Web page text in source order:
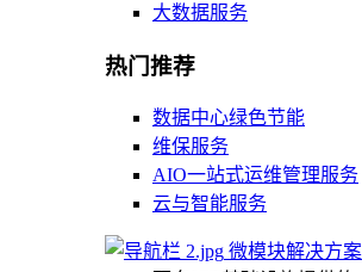
大数据服务
热门推荐
数据中心绿色节能
维保服务
AIO一站式运维管理服务
云与智能服务
微模块解决方案